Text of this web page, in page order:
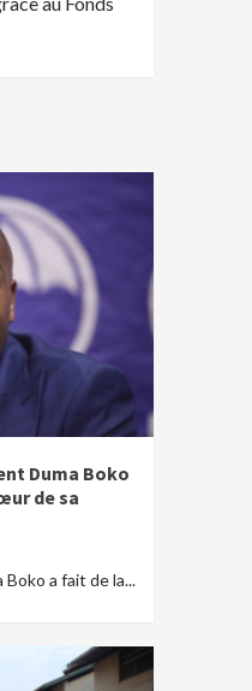
Duma Boko
de sa
a fait de la...